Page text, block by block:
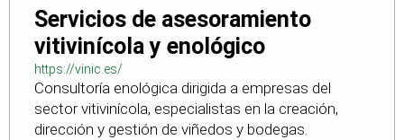
Servicios de asesoramiento
vitivinícola y enológico
https://vinic.es/
Consultoría enológica dirigida a empresas del
sector vitivinícola, especialistas en la creación,
dirección y gestión de viñedos y bodegas.